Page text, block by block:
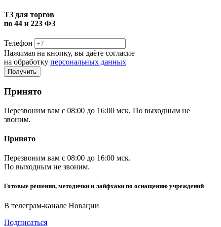
ТЗ для торгов
по 44 и 223 ФЗ
Телефон
Нажимая на кнопку, вы даёте согласие
на обработку персональных данных
Принято
Перезвоним вам с 08:00 до 16:00 мск. По выходным не
звоним.
Принято
Перезвоним вам с 08:00 до 16:00 мск.
По выходным не звоним.
Готовые решения, методички и лайфхаки по оснащению учреждений
В телеграм-канале Новации
Подписаться